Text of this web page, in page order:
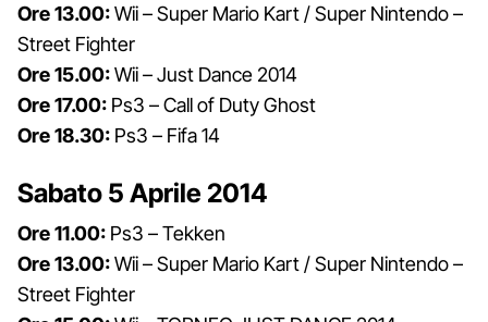
Ore 13.00:Wii – Super Mario Kart / Super Nintendo –
Street Fighter
Ore 15.00:Wii – Just Dance 2014
Ore 17.00: Ps3 – Call of Duty Ghost
Ore 18.30: Ps3 – Fifa 14
Sabato 5 Aprile 2014
Ore 11.00: Ps3 – Tekken
Ore 13.00:Wii – Super Mario Kart / Super Nintendo –
Street Fighter